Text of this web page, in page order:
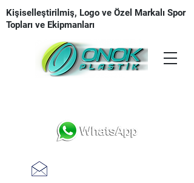
Kişiselleştirilmiş, Logo ve Özel Markalı Spor
Topları ve Ekipmanları
teklifal @ onokplastik.com